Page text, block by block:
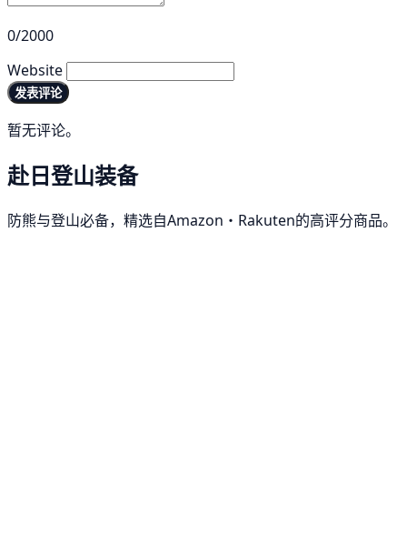
0/2000
Website
发表评论
暂无评论。
赴日登山装备
防熊与登山必备，精选自Amazon・Rakuten的高评分商品。